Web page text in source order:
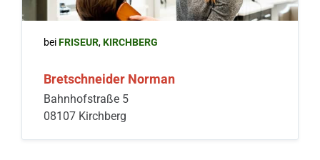
beiFRISEUR,KIRCHBERG
Bretschneider Norman
Bahnhofstraße 5
08107 Kirchberg